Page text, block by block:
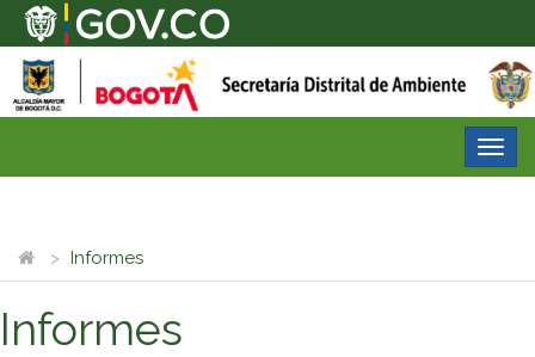
Informes
Informes